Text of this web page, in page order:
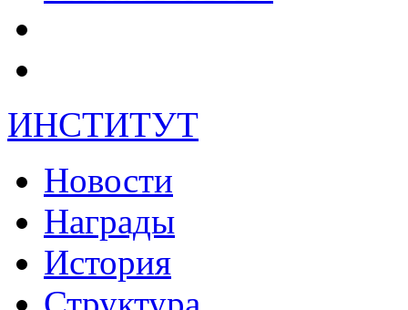
ИНСТИТУТ
Новости
Награды
История